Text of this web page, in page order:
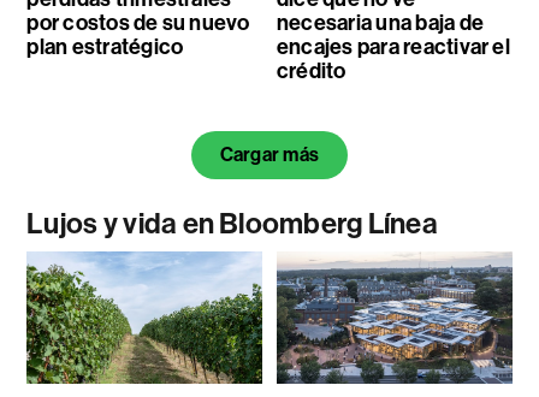
por costos de su nuevo
plan estratégico
necesaria una baja de
encajes para reactivar el
crédito
Cargar más
Lujos y vida en Bloomberg Línea